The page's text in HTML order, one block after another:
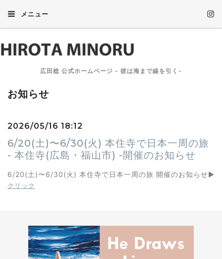
メニュー
広田稔 公式ホームページ - 彼は海まで線を引く-
お知らせ
2026/05/16 18:12
6/20(土)〜6/30(火) 本住寺で日本一周の旅
- 本住寺(広島・福山市) -開催のお知らせ
6/20(土)〜6/30(火) 本住寺で日本一周の旅 開催のお知らせ▶︎
クリック